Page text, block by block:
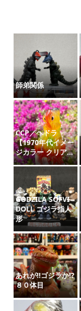
師弟関係
CCP／ヘドラ
【1970年代イメー
ジカラー クリア...
GODZILA SOFVI
DOLL ゴジラ指人
形
あれが‼️ゴジラか⁉️
８０体目